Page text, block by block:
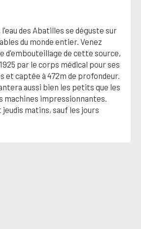
des Abatilles se déguste sur
du monde entier. Venez
d'embouteillage de cette source,
par le corps médical pour ses
et captée à 472m de profondeur.
aussi bien les petits que les
machines impressionnantes.
jeudis matins, sauf les jours